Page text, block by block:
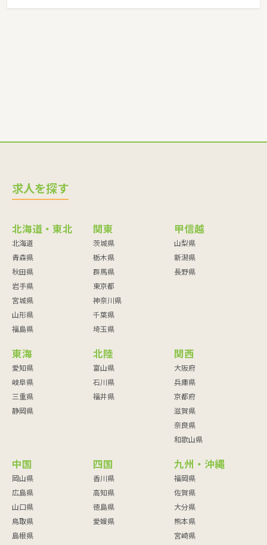
求人を探す
北海道・東北
北海道
青森県
秋田県
岩手県
宮城県
山形県
福島県
関東
茨城県
栃木県
群馬県
東京都
神奈川県
千葉県
埼玉県
甲信越
山梨県
新潟県
長野県
東海
愛知県
岐阜県
三重県
静岡県
北陸
富山県
石川県
福井県
関西
大阪府
兵庫県
京都府
滋賀県
奈良県
和歌山県
中国
岡山県
広島県
山口県
鳥取県
島根県
四国
香川県
高知県
徳島県
愛媛県
九州・沖縄
福岡県
佐賀県
大分県
熊本県
宮崎県